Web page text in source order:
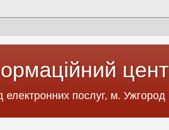
послуг, м. Ужгород